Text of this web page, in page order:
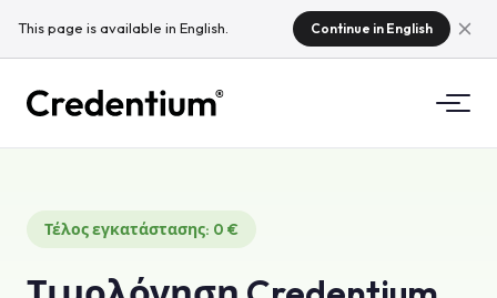
This page is available in English. Continue in English
Πώς λειτουργεί
Γιατί Credentium
Για πανεπιστήμια
Τέλος εγκατάστασης: 0 €